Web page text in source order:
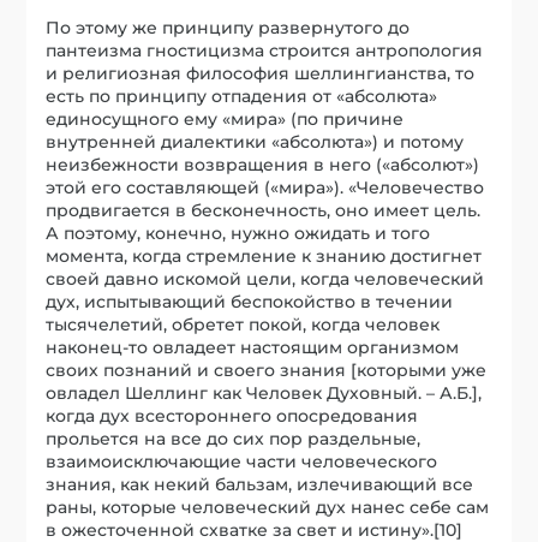
По этому же принципу развернутого до
пантеизма гностицизма строится антропология
и религиозная философия шеллингианства, то
есть по принципу отпадения от «абсолюта»
единосущного ему «мира» (по причине
внутренней диалектики «абсолюта») и потому
неизбежности возвращения в него («абсолют»)
этой его составляющей («мира»). «Человечество
продвигается в бесконечность, оно имеет цель.
А поэтому, конечно, нужно ожидать и того
момента, когда стремление к знанию достигнет
своей давно искомой цели, когда человеческий
дух, испытывающий беспокойство в течении
тысячелетий, обретет покой, когда человек
наконец-то овладеет настоящим организмом
своих познаний и своего знания [которыми уже
овладел Шеллинг как Человек Духовный. – А.Б.],
когда дух всестороннего опосредования
прольется на все до сих пор раздельные,
взаимоисключающие части человеческого
знания, как некий бальзам, излечивающий все
раны, которые человеческий дух нанес себе сам
в ожесточенной схватке за свет и истину».[10]